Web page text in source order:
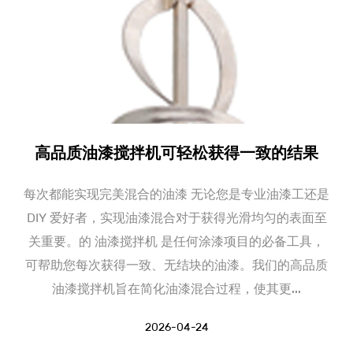
业务迈进，以应对市场的不断变化和挑战。
高品质油漆搅拌机可轻松获得一致的结果
每次都能实现完美混合的油漆 无论您是专业油漆工还是
DIY 爱好者，实现油漆混合对于获得光滑均匀的表面至
关重要。的 油漆搅拌机 是任何涂漆项目的必备工具，
可帮助您每次获得一致、无结块的油漆。我们的高品质
油漆搅拌机旨在简化油漆混合过程，使其更...
2026-04-24